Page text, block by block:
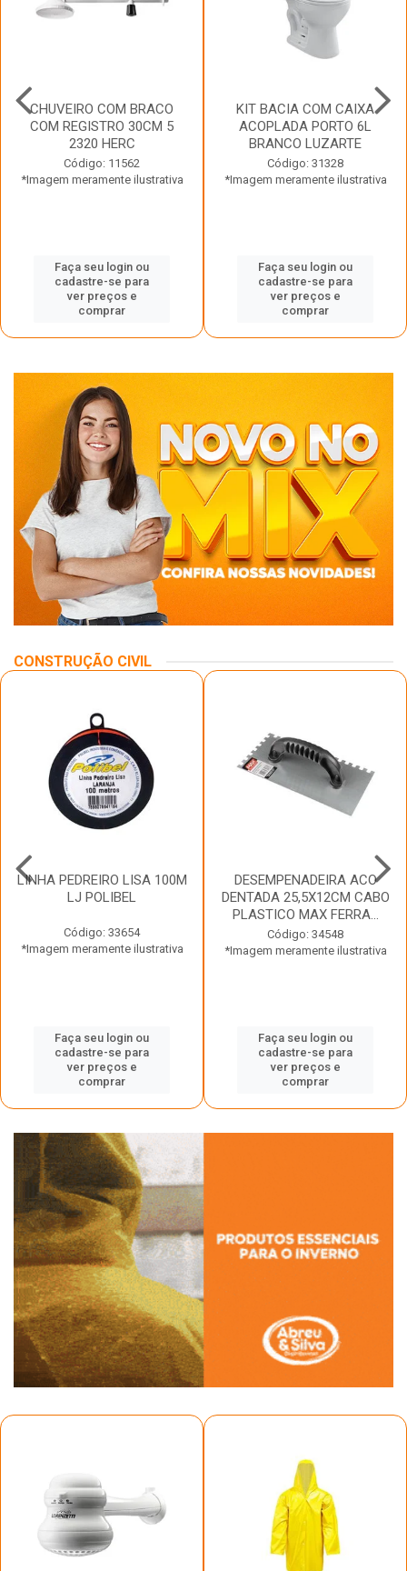
CHUVEIRO COM BRACO
COM REGISTRO 30CM 5
2320 HERC
Código: 11562
*Imagem meramente ilustrativa
Faça seu login ou
cadastre-se para
ver preços e
comprar
KIT BACIA COM CAIXA
ACOPLADA PORTO 6L
BRANCO LUZARTE
Código: 31328
*Imagem meramente ilustrativa
Faça seu login ou
cadastre-se para
ver preços e
comprar
CONSTRUÇÃO CIVIL
LINHA PEDREIRO LISA 100M
LJ POLIBEL
Código: 33654
*Imagem meramente ilustrativa
Faça seu login ou
cadastre-se para
ver preços e
comprar
DESEMPENADEIRA ACO
DENTADA 25,5X12CM CABO
PLASTICO MAX FERRA...
Código: 34548
*Imagem meramente ilustrativa
Faça seu login ou
cadastre-se para
ver preços e
comprar